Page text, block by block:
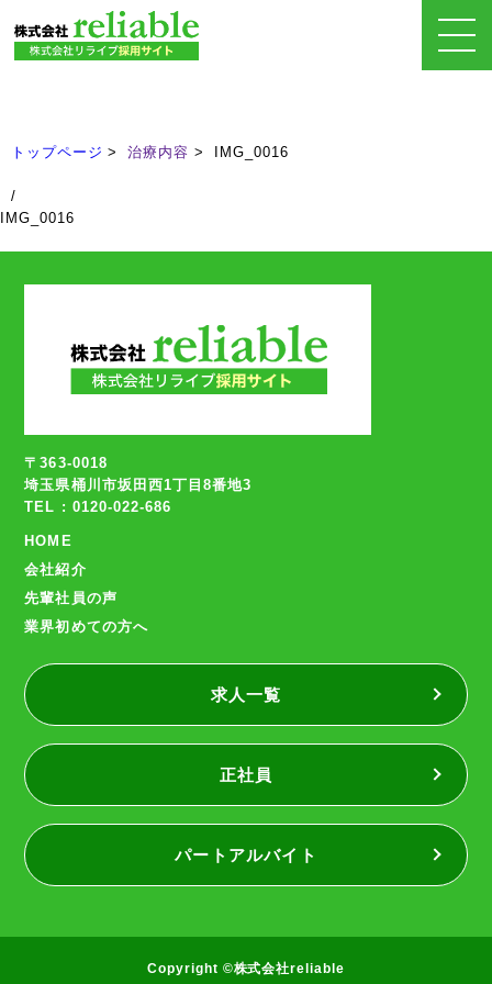
Treatment
トップページ 治療内容 IMG_0016
/
IMG_0016
〒363-0018
埼玉県桶川市坂田西1丁目8番地3
TEL : 0120-022-686
HOME
会社紹介
先輩社員の声
業界初めての方へ
求人一覧
正社員
パートアルバイト
Copyright ©株式会社reliable